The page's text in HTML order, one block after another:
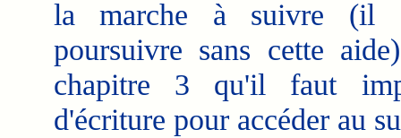
la marche à suivre (il
poursuivre sans cette
chapitre 3 qu'il faut
d'écriture pour accéder au